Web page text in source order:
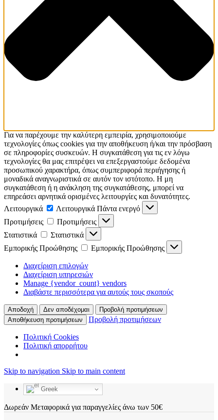
Για να παρέχουμε την καλύτερη εμπειρία, χρησιμοποιούμε
τεχνολογίες όπως cookies για την αποθήκευση ή/και την πρόσβαση
σε πληροφορίες συσκευών. Η συγκατάθεση για τις εν λόγω
τεχνολογίες θα μας επιτρέψει να επεξεργαστούμε δεδομένα
προσωπικού χαρακτήρα, όπως συμπεριφορά περιήγησης ή
μοναδικά αναγνωριστικά σε αυτόν τον ιστότοπο. Η μη
συγκατάθεση ή η ανάκληση της συγκατάθεσης, μπορεί να
επηρεάσει αρνητικά ορισμένες λειτουργίες και δυνατότητες.
Λειτουργικά
Λειτουργικά Πάντα ενεργό
Προτιμήσεις
Προτιμήσεις
Στατιστικά
Στατιστικά
Εμπορικής Προώθησης
Εμπορικής Προώθησης
Διαχείριση επιλογών
Διαχείριση υπηρεσιών
Manage {vendor_count} vendors
Διαβάστε περισσότερα για αυτούς τους σκοπούς
Αποδοχή Δεν αποδέχομαι
Προβολή προτιμήσεων
Αποθήκευση προτιμήσεων
Προβολή προτιμήσεων
Πολιτική Cookies
Πολιτική απορρήτου
Skip to navigation Skip to main content
Greek
Δωρεάν Μεταφορικά για παραγγελίες άνω των 50€